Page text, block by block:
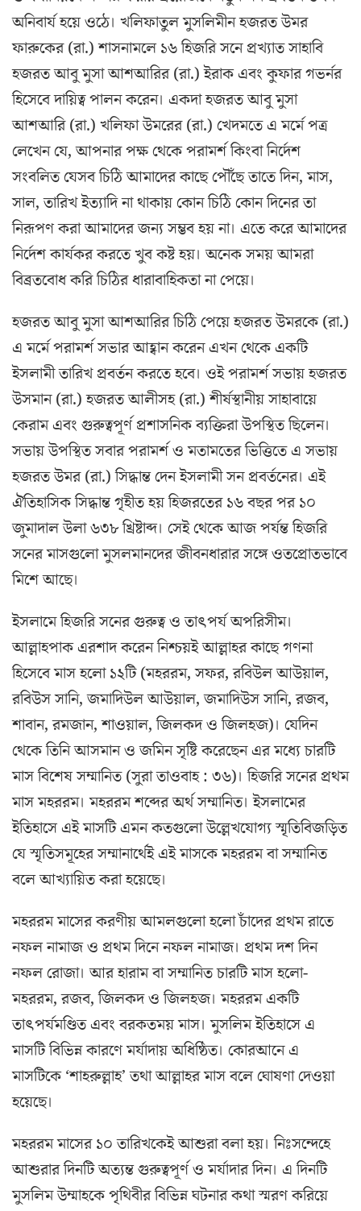
অনিবার্য হয়ে ওঠে। খলিফাতুল মুসলিমীন হজরত উমর
ফারুকের (রা.) শাসনামলে ১৬ হিজরি সনে প্রখ্যাত সাহাবি
হজরত আবু মুসা আশআরির (রা.) ইরাক এবং কুফার গভর্নর
হিসেবে দায়িত্ব পালন করেন। একদা হজরত আবু মুসা
আশআরি (রা.) খলিফা উমরের (রা.) খেদমতে এ মর্মে পত্র
লেখেন যে, আপনার পক্ষ থেকে পরামর্শ কিংবা নির্দেশ
সংবলিত যেসব চিঠি আমাদের কাছে পৌঁছে তাতে দিন, মাস,
সাল, তারিখ ইত্যাদি না থাকায় কোন চিঠি কোন দিনের তা
নিরূপণ করা আমাদের জন্য সম্ভব হয় না। এতে করে আমাদের
নির্দেশ কার্যকর করতে খুব কষ্ট হয়। অনেক সময় আমরা
বিব্রতবোধ করি চিঠির ধারাবাহিকতা না পেয়ে।
হজরত আবু মুসা আশআরির চিঠি পেয়ে হজরত উমরকে (রা.)
এ মর্মে পরামর্শ সভার আহ্বান করেন এখন থেকে একটি
ইসলামী তারিখ প্রবর্তন করতে হবে। ওই পরামর্শ সভায় হজরত
উসমান (রা.) হজরত আলীসহ (রা.) শীর্ষস্থানীয় সাহাবায়ে
কেরাম এবং গুরুত্বপূর্ণ প্রশাসনিক ব্যক্তিরা উপস্থিত ছিলেন।
সভায় উপস্থিত সবার পরামর্শ ও মতামতের ভিত্তিতে এ সভায়
হজরত উমর (রা.) সিদ্ধান্ত দেন ইসলামী সন প্রবর্তনের। এই
ঐতিহাসিক সিদ্ধান্ত গৃহীত হয় হিজরতের ১৬ বছর পর ১০
জুমাদাল উলা ৬৩৮ খ্রিষ্টাব্দ। সেই থেকে আজ পর্যন্ত হিজরি
সনের মাসগুলো মুসলমানদের জীবনধারার সঙ্গে ওতপ্রোতভাবে
মিশে আছে।
ইসলামে হিজরি সনের গুরুত্ব ও তাৎপর্য অপরিসীম।
আল্লাহপাক এরশাদ করেন নিশ্চয়ই আল্লাহর কাছে গণনা
হিসেবে মাস হলো ১২টি (মহররম, সফর, রবিউল আউয়াল,
রবিউস সানি, জমাদিউল আউয়াল, জমাদিউস সানি, রজব,
শাবান, রমজান, শাওয়াল, জিলকদ ও জিলহজ)। যেদিন
থেকে তিনি আসমান ও জমিন সৃষ্টি করেছেন এর মধ্যে চারটি
মাস বিশেষ সম্মানিত (সুরা তাওবাহ : ৩৬)। হিজরি সনের প্রথম
মাস মহররম। মহররম শব্দের অর্থ সম্মানিত। ইসলামের
ইতিহাসে এই মাসটি এমন কতগুলো উল্লেখযোগ্য স্মৃতিবিজড়িত
যে স্মৃতিসমূহের সম্মানার্থেই এই মাসকে মহররম বা সম্মানিত
বলে আখ্যায়িত করা হয়েছে।
মহররম মাসের করণীয় আমলগুলো হলো চাঁদের প্রথম রাতে
নফল নামাজ ও প্রথম দিনে নফল নামাজ। প্রথম দশ দিন
নফল রোজা। আর হারাম বা সম্মানিত চারটি মাস হলো-
মহররম, রজব, জিলকদ ও জিলহজ। মহররম একটি
তাৎপর্যমণ্ডিত এবং বরকতময় মাস। মুসলিম ইতিহাসে এ
মাসটি বিভিন্ন কারণে মর্যাদায় অধিষ্ঠিত। কোরআনে এ
মাসটিকে ‘শাহরুল্লাহ’ তথা আল্লাহর মাস বলে ঘোষণা দেওয়া
হয়েছে।
মহররম মাসের ১০ তারিখকেই আশুরা বলা হয়। নিঃসন্দেহে
আশুরার দিনটি অত্যন্ত গুরুত্বপূর্ণ ও মর্যাদার দিন। এ দিনটি
মুসলিম উম্মাহকে পৃথিবীর বিভিন্ন ঘটনার কথা স্মরণ করিয়ে